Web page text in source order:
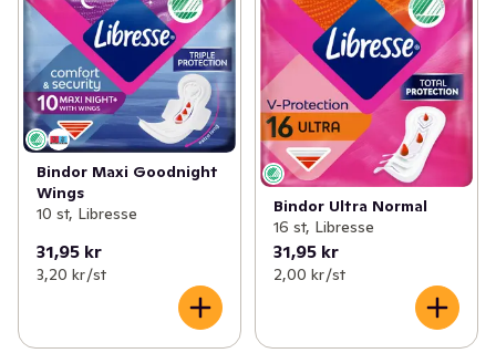
Bindor Maxi Goodnight
Wings
10 st, Libresse
31,95 kr
3,20 kr /st
Bindor Ultra Normal
16 st, Libresse
31,95 kr
2,00 kr /st